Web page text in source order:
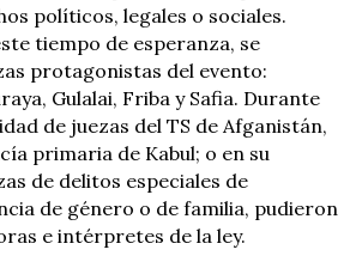
políticos, legales o sociales.
tiempo de esperanza, se
protagonistas del evento:
Gulalai, Friba y Safia. Durante
de juezas del TS de Afganistán,
primaria de Kabul; o en su
de delitos especiales de
de género o de familia, pudieron
e intérpretes de la ley.